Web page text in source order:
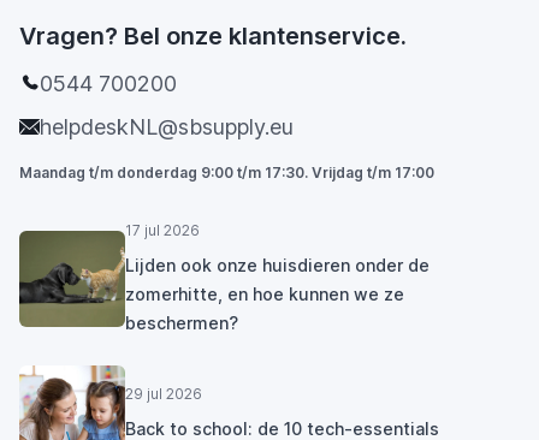
Vragen? Bel onze klantenservice.
0544 700200
helpdeskNL@sbsupply.eu
Maandag t/m donderdag 9:00 t/m 17:30. Vrijdag t/m 17:00
17 jul 2026
Lijden ook onze huisdieren onder de
zomerhitte, en hoe kunnen we ze
beschermen?
29 jul 2026
Back to school: de 10 tech-essentials